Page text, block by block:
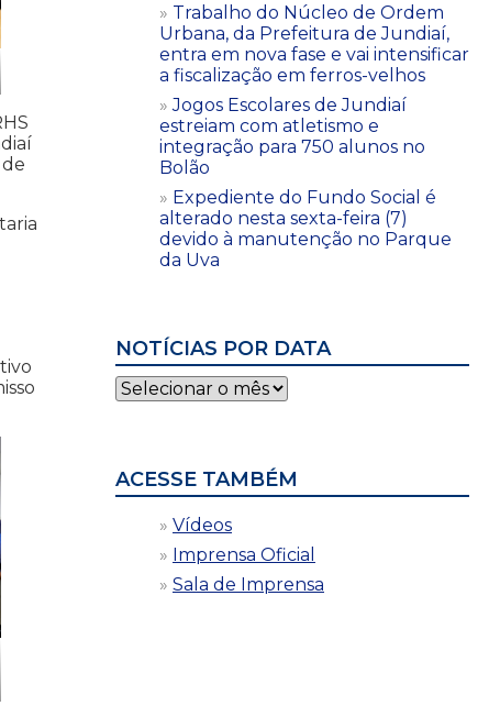
Trabalho do Núcleo de Ordem
Urbana, da Prefeitura de Jundiaí,
entra em nova fase e vai intensificar
a fiscalização em ferros-velhos
Jogos Escolares de Jundiaí
estreiam com atletismo e
integração para 750 alunos no
Bolão
Expediente do Fundo Social é
alterado nesta sexta-feira (7)
devido à manutenção no Parque
da Uva
NOTÍCIAS POR DATA
Notícias
por
ACESSE TAMBÉM
Vídeos
Imprensa Oficial
Sala de Imprensa